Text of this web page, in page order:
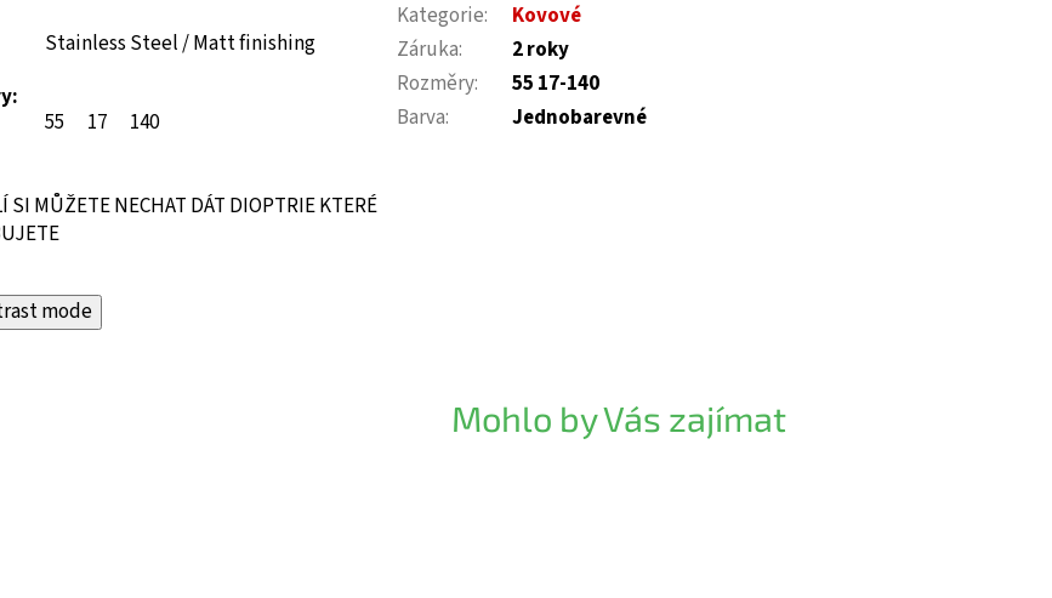
Stainless Steel / Matt finishing
55
17 140
SI MŮŽETE NECHAT DÁT DIOPTRIE KTERÉ
Kategorie:
Kovové
Záruka:
2 roky
Rozměry:
55 17-140
Barva: Jednobarevné
mode
Mohlo by Vás zajímat